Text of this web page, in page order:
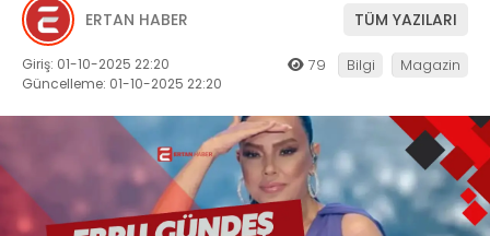
ERTAN HABER TÜM YAZILARI
Giriş: 01-10-2025 22:20
Güncelleme: 01-10-2025 22:20
79 Bilgi Magazin